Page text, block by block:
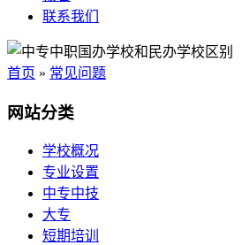
联系我们
首页 » 常见问题
网站分类
学校概况
专业设置
中专中技
大专
短期培训